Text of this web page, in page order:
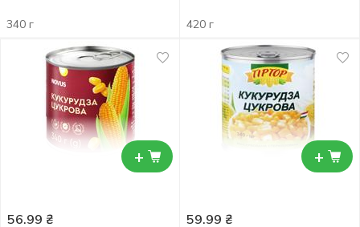
340 г 420 г
+
56.99 ₴
+
59.99 ₴